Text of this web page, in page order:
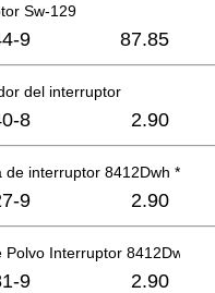
Sw-129
9 87.85
del interruptor
8 2.90
de interruptor 8412Dwh *
9 2.90
Polvo Interruptor 8412Dw *
9 2.90